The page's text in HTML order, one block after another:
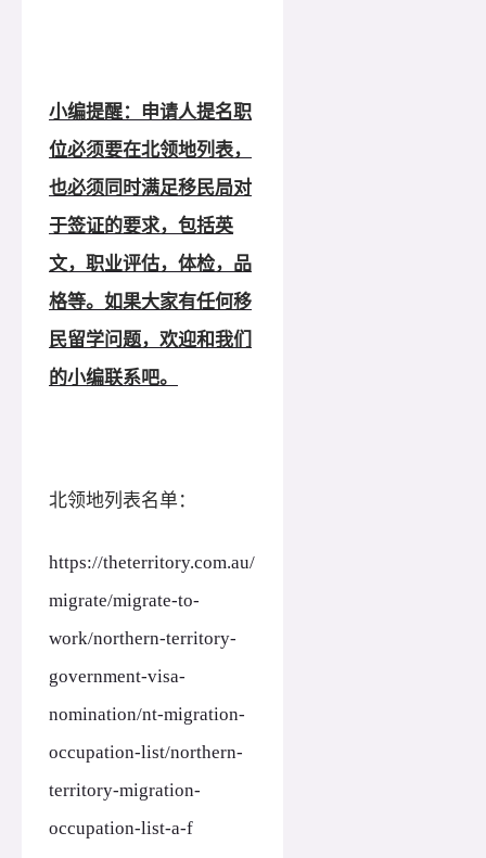
小编提醒：申请人提名职
位必须要在北领地列表，
也必须同时满足移民局对
于签证的要求，包括英
文，职业评估，体检，品
格等。如果大家有任何移
民留学问题，欢迎和我们
的小编联系吧。
北领地列表名单：
https://theterritory.com.au/
migrate/migrate-to-
work/northern-territory-
government-visa-
nomination/nt-migration-
occupation-list/northern-
territory-migration-
occupation-list-a-f